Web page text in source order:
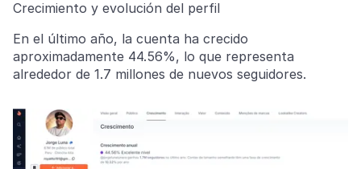
Crecimiento y evolución del perfil
En el último año, la cuenta ha crecido
aproximadamente 44.56%, lo que representa
alrededor de 1.7 millones de nuevos seguidores.